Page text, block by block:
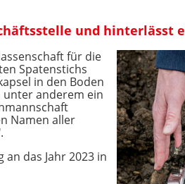
und hinterlässt
für die
Spatenstichs
in den Boden
unter anderem ein
Namen aller
das Jahr 2023 in